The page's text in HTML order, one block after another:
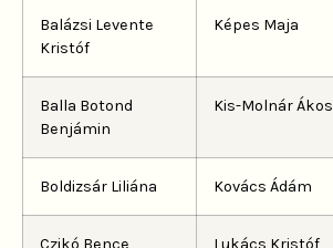
Balázsi Levente
Kristóf
Képes Maja
Balla Botond
Benjámin
Kis-Molnár Ákos
Boldizsár Liliána Kovács Ádám
Czikó Bence Lukács Kristóf